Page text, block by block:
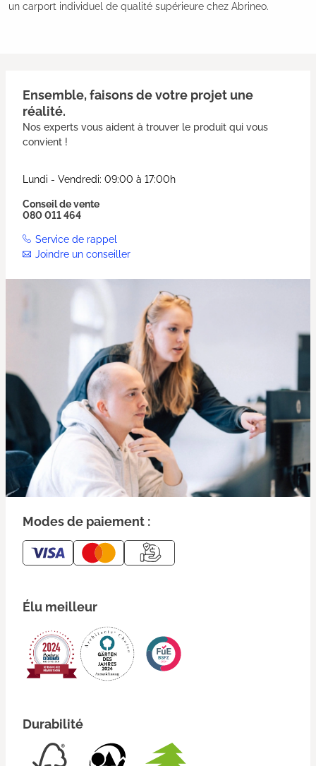
un carport individuel de qualité supérieure chez Abrineo.
Ensemble, faisons de votre projet une
réalité.
Nos experts vous aident à trouver le produit qui vous
convient !
Lundi - Vendredi: 09:00 à 17:00h
Conseil de vente
080 011 464
Service de rappel
Joindre un conseiller
Modes de paiement :
Élu meilleur
Durabilité